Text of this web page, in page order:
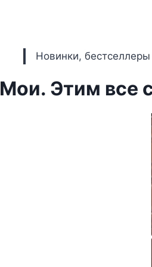
Новинки,
Мои. Этим все